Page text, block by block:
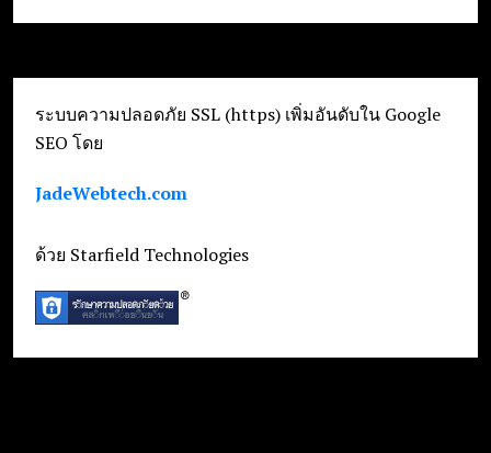
ระบบความปลอดภัย SSL (https) เพิ่มอันดับใน Google
SEO โดย
JadeWebtech.com
ด้วย Starfield Technologies